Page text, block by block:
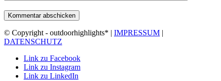
© Copyright - outdoorhighlights* | IMPRESSUM |
DATENSCHUTZ
Link zu Facebook
Link zu Instagram
Link zu LinkedIn